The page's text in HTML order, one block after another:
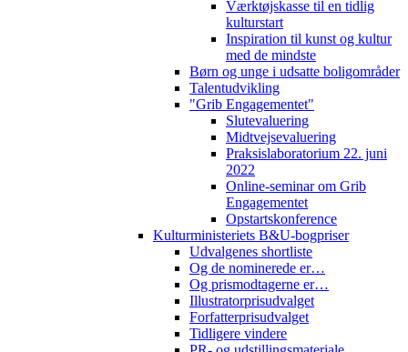
Værktøjskasse til en tidlig
kulturstart
Inspiration til kunst og kultur
med de mindste
Børn og unge i udsatte boligområder
Talentudvikling
"Grib Engagementet"
Slutevaluering
Midtvejsevaluering
Praksislaboratorium 22. juni
2022
Online-seminar om Grib
Engagementet
Opstartskonference
Kulturministeriets B&U-bogpriser
Udvalgenes shortliste
Og de nominerede er…
Og prismodtagerne er…
Illustratorprisudvalget
Forfatterprisudvalget
Tidligere vindere